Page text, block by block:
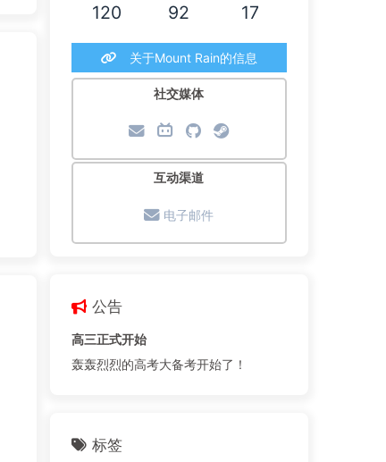
120 92 17
关于Mount Rain的信息
社交媒体
互动渠道
电子邮件
公告
高三正式开始
轰轰烈烈的高考大备考开始了！
标签